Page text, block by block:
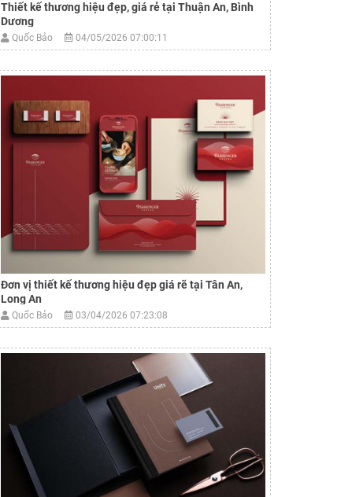
Thiết kế thương hiệu đẹp, giá rẻ tại Thuận An, Bình
Dương
Quốc Bảo 04/05/2026 07:00:11
Đơn vị thiết kế thương hiệu đẹp giá rẽ tại Tân An,
Long An
Quốc Bảo 03/04/2026 07:23:08